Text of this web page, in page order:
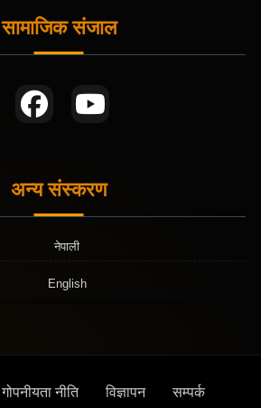
सामाजिक संजाल
अन्य संस्करण
नेपाली
English
गोपनीयता नीति विज्ञापन सम्पर्क